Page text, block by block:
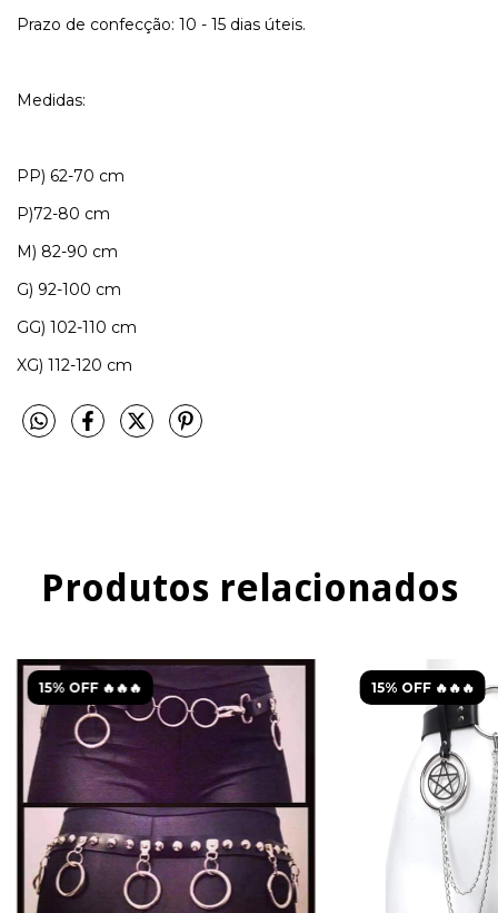
Prazo de confecção: 10 - 15 dias úteis.
Medidas:
PP) 62-70 cm
P)72-80 cm
M) 82-90 cm
G) 92-100 cm
GG) 102-110 cm
XG) 112-120 cm
Produtos relacionados
15% OFF 🔥🔥🔥 15% OFF 🔥🔥🔥